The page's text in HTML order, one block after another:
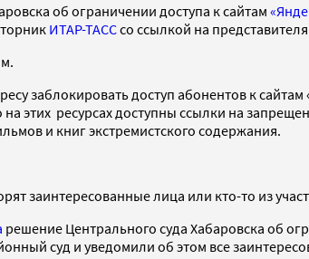
об ограничении доступа к сайтам
ИТАР-ТАССсо ссылкой на
заблокировать доступ абонентов к
этих ресурсах доступны ссылки на
и книг экстремистского содержания.
заинтересованные лица или кто-то из
решение Центрального суда Хабаровска об
суд и уведомили об этом все